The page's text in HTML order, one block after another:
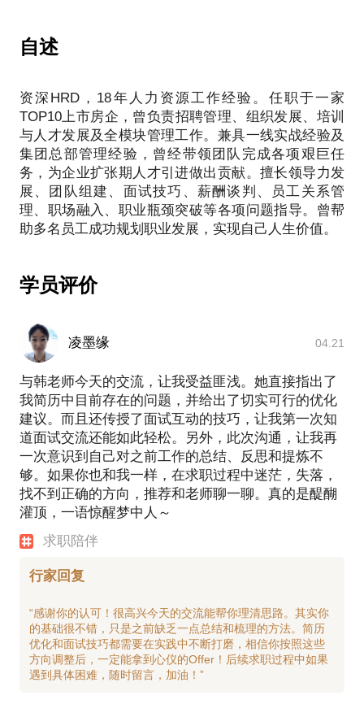
根据你面试企业及岗位的特点，进行模拟面试； 再
及调整；最后，教授一些面试中经常会用到的小技
巧，以帮助你在面试中发挥的更加出色。
五、优秀的候选人友情推荐工作机会，因为每天我都
自述
资深HRD，18年人力资源工作经验。任职于一家
TOP10上市房企，曾负责招聘管理、组织发展、培训
与人才发展及全模块管理工作。兼具一线实战经验及
集团总部管理经验，曾经带领团队完成各项艰巨任
务，为企业扩张期人才引进做出贡献。擅长领导力发
展、团队组建、面试技巧、薪酬谈判、员工关系管
理、职场融入、职业瓶颈突破等各项问题指导。曾帮
学员评价
凌墨缘 04.21
与韩老师今天的交流，让我受益匪浅。她直接指出了
我简历中目前存在的问题，并给出了切实可行的优化
建议。而且还传授了面试互动的技巧，让我第一次知
道面试交流还能如此轻松。另外，此次沟通，让我再
一次意识到自己对之前工作的总结、反思和提炼不
够。如果你也和我一样，在求职过程中迷茫，失落，
找不到正确的方向，推荐和老师聊一聊。真的是醍醐
灌顶，一语惊醒梦中人～
求职陪伴
行家回复
“感谢你的认可！很高兴今天的交流能帮你理清思路。其实你
的基础很不错，只是之前缺乏一点总结和梳理的方法。简历
优化和面试技巧都需要在实践中不断打磨，相信你按照这些
方向调整后，一定能拿到心仪的Offer！后续求职过程中如果